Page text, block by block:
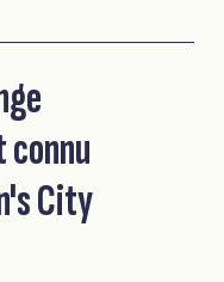
connu
City